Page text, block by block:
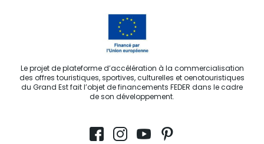
Le projet de plateforme d’accélération à la commercialisation
des offres touristiques, sportives, culturelles et oenotouristiques
du Grand Est fait l’objet de financements FEDER dans le cadre
de son développement.